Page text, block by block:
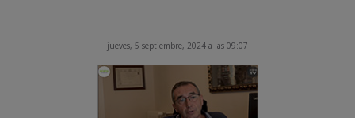
jueves, 5 septiembre, 2024 a las 09:07